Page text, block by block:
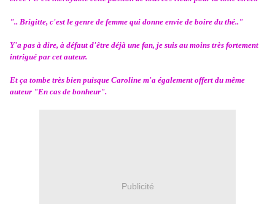
".. Brigitte, c'est le genre de femme qui donne envie de boire du thé.."
Y'a pas à dire, à défaut d'être déjà une fan, je suis au moins très fortement
intrigué par cet auteur.
Et ça tombe très bien puisque Caroline m'a également offert du même
auteur "En cas de bonheur".
Publicité